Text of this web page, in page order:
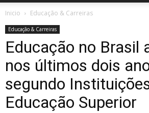
Inicio Educação & Carreiras
Educação & Carreiras
Educação no Brasil
nos últimos dois
segundo
Educação Superior